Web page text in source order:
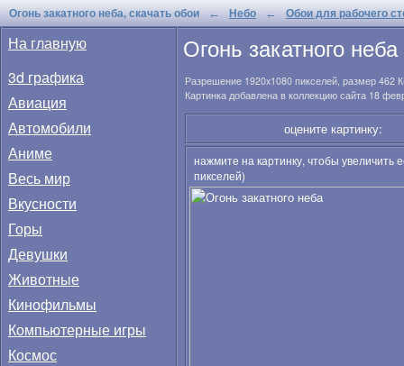
Огонь закатного неба, скачать обои ← Небо ← Обои для рабочего
На главную
3d графика
Авиация
Автомобили
Аниме
Весь мир
Вкусности
Горы
Девушки
Животные
Кинофильмы
Компьютерные игры
Космос
Огонь закатного неба
Разрешение 1920x1080 пикселей, размер 462
Картинка добавлена в коллекцию сайта 18
оцените картинку:
нажмите на картинку, чтобы
пикселей)